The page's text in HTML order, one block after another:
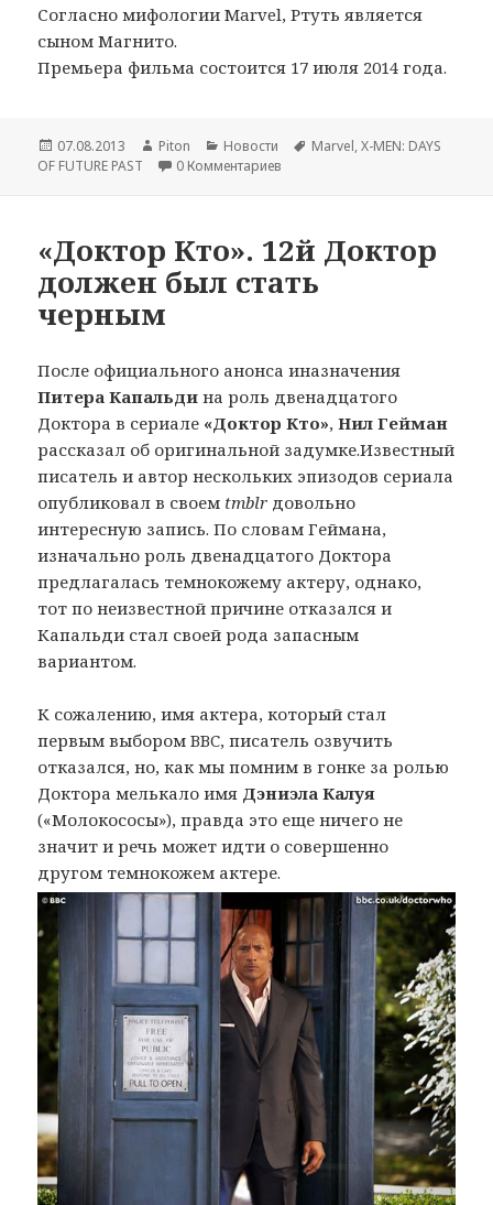
Согласно мифологии Marvel, Ртуть является
сыном Магнито.
Премьера фильма состоится 17 июля 2014 года.
Опубликовано
07.08.2013 Автор
Piton Рубрики
Новости Метки
Marvel,X-MEN: DAYS
OF FUTURE PAST
0 Комментариев
«Доктор Кто». 12й Доктор
должен был стать
черным
После официального анонса иназначения
Питера Капальди на роль двенадцатого
Доктора в сериале «Доктор Кто»,Нил Гейман
рассказал об оригинальной задумке.Известный
писатель и автор нескольких эпизодов сериала
опубликовал в своем tmblr довольно
интересную запись. По словам Геймана,
изначально роль двенадцатого Доктора
предлагалась темнокожему актеру, однако,
тот по неизвестной причине отказался и
Капальди стал своей рода запасным
вариантом.
К сожалению, имя актера, который стал
первым выбором BBC, писатель озвучить
отказался, но, как мы помним в гонке за ролью
Доктора мелькало имя Дэниэла Калуя
(«Молокососы»), правда это еще ничего не
значит и речь может идти о совершенно
другом темнокожем актере.